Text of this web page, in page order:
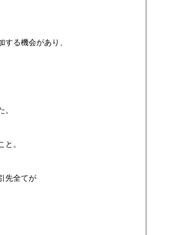
る機会があり、
。
先全てが